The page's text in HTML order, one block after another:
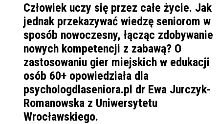
Człowiek uczy się przez całe życie. Jak
jednak przekazywać wiedzę seniorom w
sposób nowoczesny, łącząc zdobywanie
nowych kompetencji z zabawą? O
zastosowaniu gier miejskich w edukacji
osób 60+ opowiedziała dla
psychologdlaseniora.pl dr Ewa Jurczyk-
Romanowska z Uniwersytetu
Wrocławskiego.